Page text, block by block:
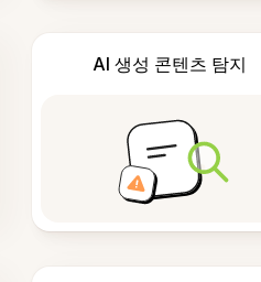
AI 생성 콘텐츠 탐지